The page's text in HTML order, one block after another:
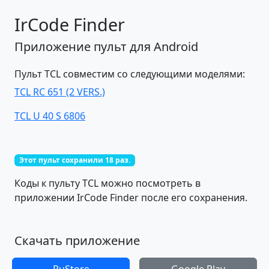
IrCode Finder
Приложение пульт для Android
Пульт TCL совместим со следующими моделями:
TCL RC 651 (2 VERS.)
TCL U 40 S 6806
Этот пульт сохранили 18 раз.
Коды к пульту TCL можно посмотреть в
приложении IrCode Finder после его сохранения.
Скачать приложение